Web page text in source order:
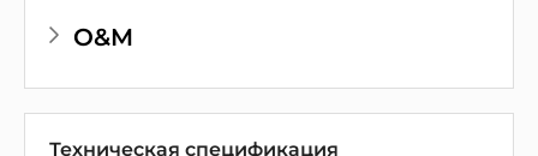
O&M
Техническая спецификация